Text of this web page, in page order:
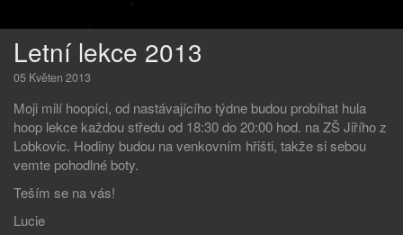
Letní lekce 2013
05 Květen 2013
Moji milí hoopíci, od nastávajícího týdne budou probíhat hula
hoop lekce každou středu od 18:30 do 20:00 hod. na ZŠ Jiřího z
Lobkovic. Hodiny budou na venkovním hřišti, takže si sebou
vemte pohodlné boty.
Teším se na vás!
Lucie